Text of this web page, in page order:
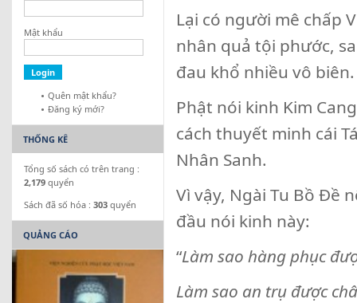
Lại có người mê chấp
nhân quả tội phước,
đau khổ nhiều vô biên.
Phật nói kinh Kim
cách thuyết minh cái
Nhân Sanh.
Vì vậy, Ngài Tu Bồ Đề
đầu nói kinh này:
“Làm sao hàng phục
Làm sao an trụ được
Mật khẩu
Quên mật khẩu?
Đăng ký mới?
THỐNG KÊ
Tổng số sách có trên trang :
2,179 quyển
Sách đã số hóa : 303 quyển
QUẢNG CÁO